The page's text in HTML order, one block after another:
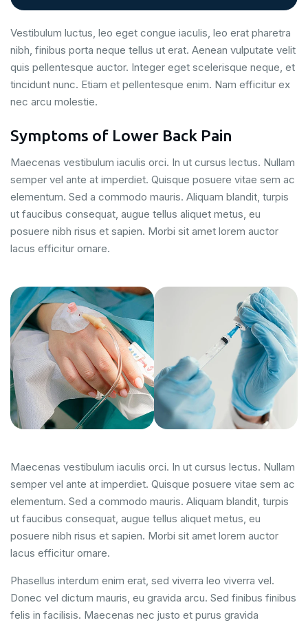
Vestibulum luctus, leo eget congue iaculis, leo erat pharetra
nibh, finibus porta neque tellus ut erat. Aenean vulputate velit
quis pellentesque auctor. Integer eget scelerisque neque, et
tincidunt nunc. Etiam et pellentesque enim. Nam efficitur ex
nec arcu molestie.
Symptoms of Lower Back Pain
Maecenas vestibulum iaculis orci. In ut cursus lectus. Nullam
semper vel ante at imperdiet. Quisque posuere vitae sem ac
elementum. Sed a commodo mauris. Aliquam blandit, turpis
ut faucibus consequat, augue tellus aliquet metus, eu
posuere nibh risus et sapien. Morbi sit amet lorem auctor
lacus efficitur ornare.
Maecenas vestibulum iaculis orci. In ut cursus lectus. Nullam
semper vel ante at imperdiet. Quisque posuere vitae sem ac
elementum. Sed a commodo mauris. Aliquam blandit, turpis
ut faucibus consequat, augue tellus aliquet metus, eu
posuere nibh risus et sapien. Morbi sit amet lorem auctor
lacus efficitur ornare.
Phasellus interdum enim erat, sed viverra leo viverra vel.
Donec vel dictum mauris, eu gravida arcu. Sed finibus finibus
felis in facilisis. Maecenas nec justo et purus gravida